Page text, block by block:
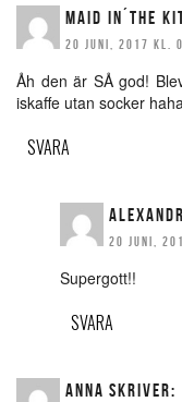
MAID IN´THE
20 JUNI, 2017 KL.
Åh den är SÅ god!
iskaffe utan socker
SVARA
20 JUNI,
Supergott!!
SVARA
ANNA SKRIVER: